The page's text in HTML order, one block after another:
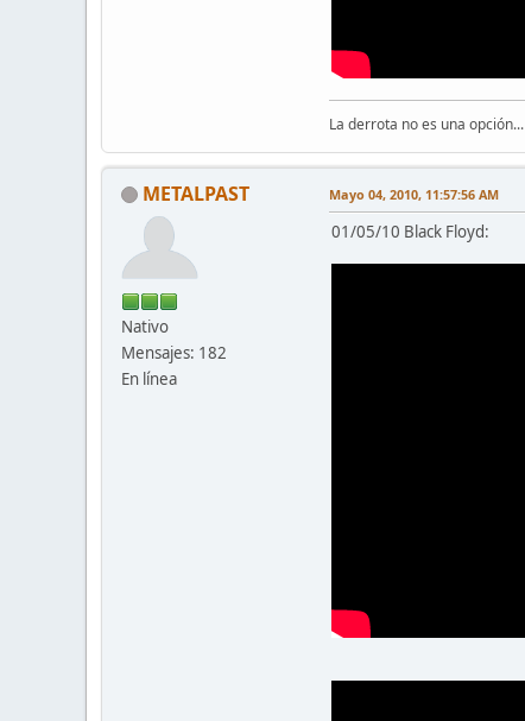
La derrota no es una opción...
METALPAST
Nativo
Mensajes: 182
En línea
Mayo 04, 2010, 11:57:56 AM
01/05/10 Black Floyd: